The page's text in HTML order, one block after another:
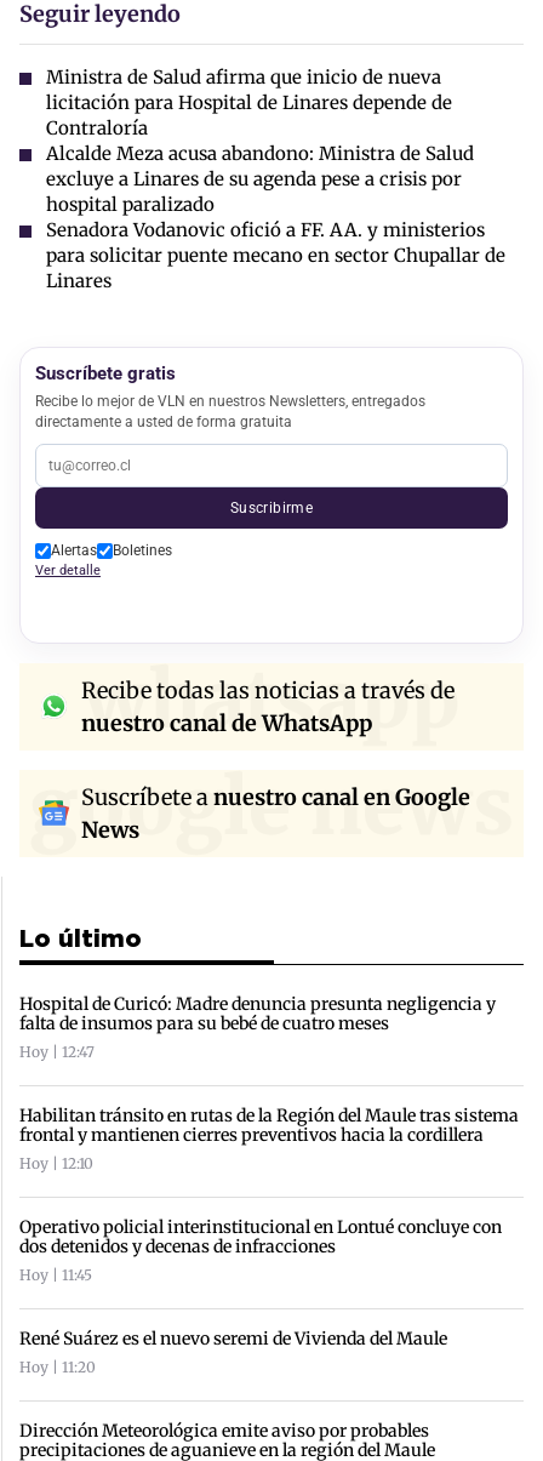
Seguir leyendo
Ministra de Salud afirma que inicio de nueva
licitación para Hospital de Linares depende de
Contraloría
Alcalde Meza acusa abandono: Ministra de Salud
excluye a Linares de su agenda pese a crisis por
hospital paralizado
Senadora Vodanovic ofició a FF. AA. y ministerios
para solicitar puente mecano en sector Chupallar de
Linares
Suscríbete gratis
Recibe lo mejor de VLN en nuestros Newsletters, entregados
directamente a usted de forma gratuita
Suscribirme
Alertas Boletines
Ver detalle
whatsapp
Recibe todas las noticias a través de
nuestro canal de WhatsApp
google news
Suscríbete anuestro canal en Google
News
Lo último
Hospital de Curicó: Madre denuncia presunta negligencia y
falta de insumos para su bebé de cuatro meses
Hoy | 12:47
Habilitan tránsito en rutas de la Región del Maule tras sistema
frontal y mantienen cierres preventivos hacia la cordillera
Hoy | 12:10
Operativo policial interinstitucional en Lontué concluye con
dos detenidos y decenas de infracciones
Hoy | 11:45
René Suárez es el nuevo seremi de Vivienda del Maule
Hoy | 11:20
Dirección Meteorológica emite aviso por probables
precipitaciones de aguanieve en la región del Maule